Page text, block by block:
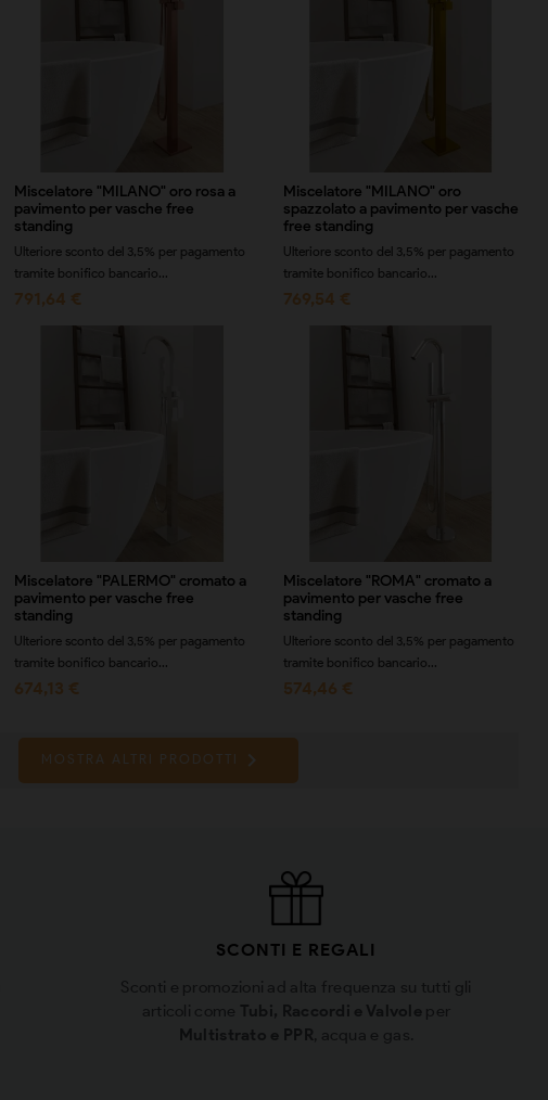
Miscelatore "MILANO" oro rosa a
pavimento per vasche free
standing
Ulteriore sconto del 3,5% per pagamento
tramite bonifico bancario...
791,64 €
Miscelatore "MILANO" oro
spazzolato a pavimento per vasche
free standing
Ulteriore sconto del 3,5% per pagamento
tramite bonifico bancario...
769,54 €
Miscelatore "PALERMO" cromato a
pavimento per vasche free
standing
Ulteriore sconto del 3,5% per pagamento
tramite bonifico bancario...
674,13 €
Miscelatore "ROMA" cromato a
pavimento per vasche free
standing
Ulteriore sconto del 3,5% per pagamento
tramite bonifico bancario...
574,46 €
MOSTRA ALTRI PRODOTTI 
SCONTI E REGALI
Sconti e promozioni ad alta frequenza su tutti gli
articoli come Tubi, Raccordi e Valvole per
Multistrato e PPR , acqua e gas.